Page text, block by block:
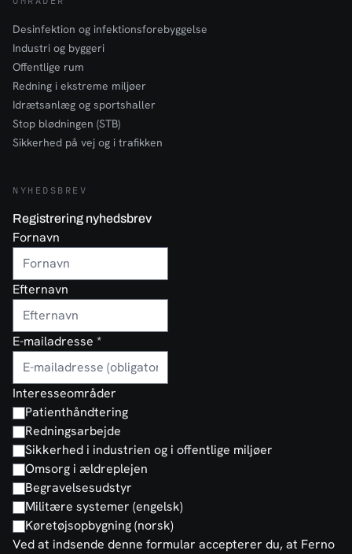
Desinfektion og infektionsforebyggelse
Industri og byggeri
Offentlige rum
Redning i ekstreme miljøer
Idrætsanlæg og sportshaller
Stop blødningen (STB)
Sikkerhed på vej og i trafikken
NYHEDSBREV
Registrering nyhedsbrev
Fornavn
Efternavn
E-mailadresse *
Interesseområder
Patienthåndtering
Redningsarbejde
Sikkerhed i industrien og i offentlige miljøer
Omsorg i ældreplejen
Begravelsesudstyr
Militære systemer (engelsk)
Køretøjsopbygning (norsk)
Ved at indsende denne formular accepterer du, at Ferno